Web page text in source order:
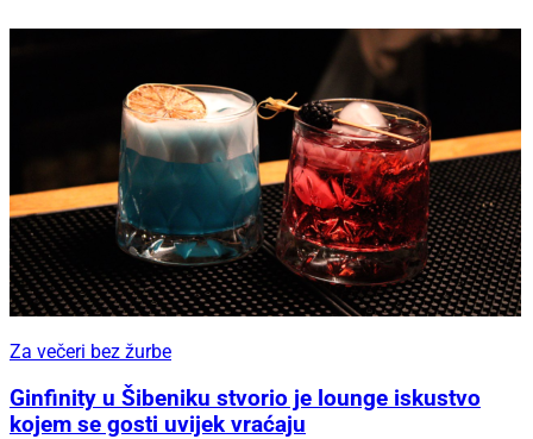
Za večeri bez žurbe
Ginfinity u Šibeniku stvorio je lounge iskustvo
kojem se gosti uvijek vraćaju